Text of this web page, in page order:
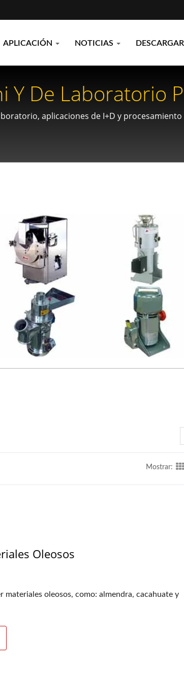
APLICACIÓN NOTICIAS DESCARGAR
De Laboratorio
aplicaciones de I+D y
Mostrar:
Oleosos
materiales oleosos, como: almendra, cacahuate y